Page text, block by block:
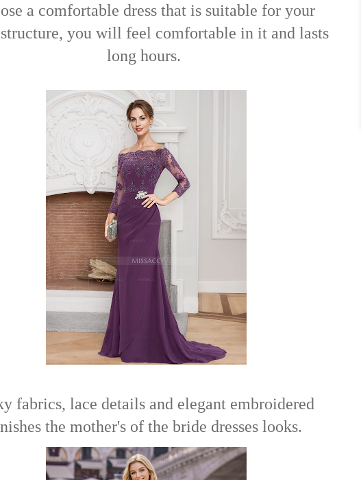
a comfortable dress that is suitable for your
you will feel comfortable in it and lasts
long hours.
fabrics, lace details and elegant embroidered
the mother's of the bride dresses looks.